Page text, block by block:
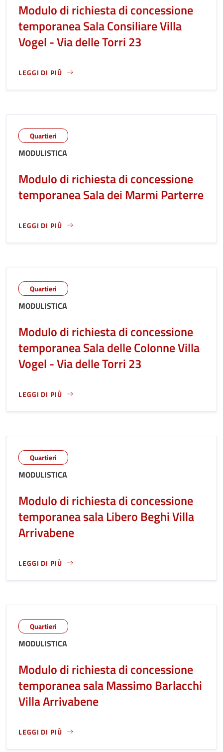
Modulo di richiesta di concessione
temporanea Sala Consiliare Villa
Vogel - Via delle Torri 23
LEGGI DI PIÙ
LEGGI ANCORA RIGUARDO A: MODULO DI RICHIESTA DI
Quartieri
MODULISTICA
Modulo di richiesta di concessione
temporanea Sala dei Marmi Parterre
LEGGI DI PIÙ
LEGGI ANCORA RIGUARDO A: MODULO DI RICHIESTA DI
Quartieri
MODULISTICA
Modulo di richiesta di concessione
temporanea Sala delle Colonne Villa
Vogel - Via delle Torri 23
LEGGI DI PIÙ
LEGGI ANCORA RIGUARDO A: MODULO DI RICHIESTA DI
Quartieri
MODULISTICA
Modulo di richiesta di concessione
temporanea sala Libero Beghi Villa
Arrivabene
LEGGI DI PIÙ
LEGGI ANCORA RIGUARDO A: MODULO DI RICHIESTA DI
Quartieri
MODULISTICA
Modulo di richiesta di concessione
temporanea sala Massimo Barlacchi
Villa Arrivabene
LEGGI DI PIÙ
LEGGI ANCORA RIGUARDO A: MODULO DI RICHIESTA DI